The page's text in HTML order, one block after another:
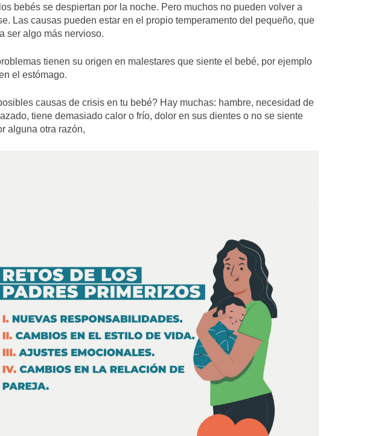
bebés se despiertan por la noche. Pero muchos no pueden volver a
Las causas pueden estar en el propio temperamento del pequeño, que
ser algo más nervioso.
tienen su origen en malestares que siente el bebé, por ejemplo
el estómago.
causas de crisis en tu bebé? Hay muchas: hambre, necesidad de
tiene demasiado calor o frío, dolor en sus dientes o no se siente
alguna otra razón,